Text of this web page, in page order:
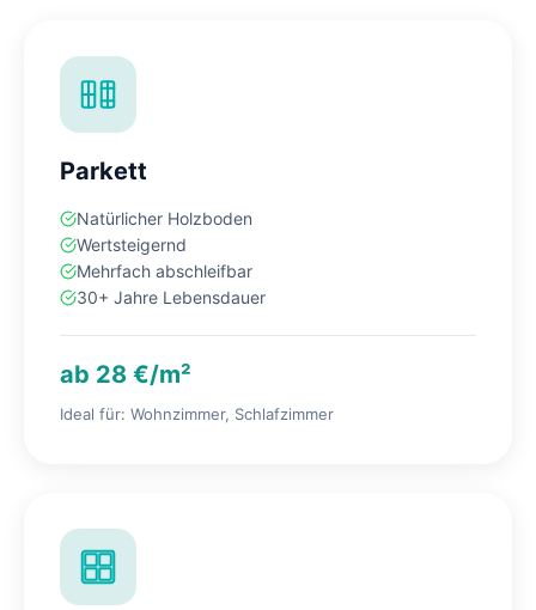
Parkett
Natürlicher Holzboden
Wertsteigernd
Mehrfach abschleifbar
30+ Jahre Lebensdauer
ab 28 €/m²
Ideal für: Wohnzimmer, Schlafzimmer